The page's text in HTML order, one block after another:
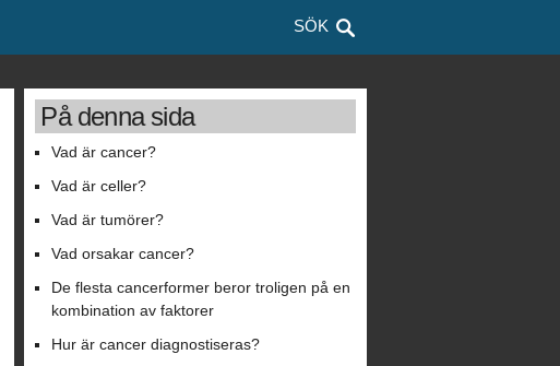
SÖK
På denna sida
Vad är cancer?
Vad är celler?
Vad är tumörer?
Vad orsakar cancer?
De flesta cancerformer beror troligen på en
kombination av faktorer
Hur är cancer diagnostiseras?